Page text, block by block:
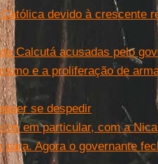
devido à crescente
Calcutá acusadas pelo
e a proliferação de
se despedir
em particular, com a
Agora o governante